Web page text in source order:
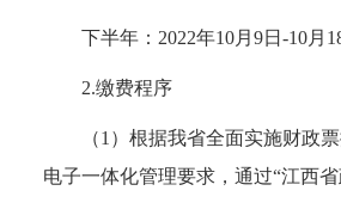
下半年：2022年10月9日-10月
2.缴费程序
（1）根据我省全面实施财政
电子一体化管理要求，通过“江西